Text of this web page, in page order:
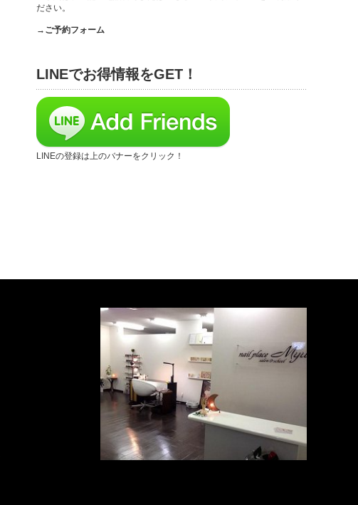
ださい。
→ご予約フォーム
LINEでお得情報をGET！
LINEの登録は上のバナーをクリック！